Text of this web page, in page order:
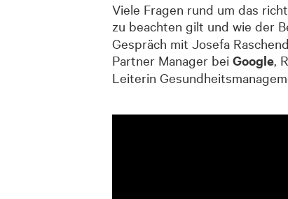
Viele Fragen rund um das
zu beachten gilt und wie der
Gespräch mit Josefa
Partner Manager bei Google,
Leiterin